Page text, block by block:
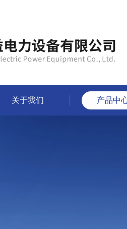
关于我们 产品中